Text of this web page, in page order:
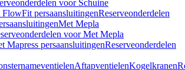
voor Schuine
persaansluitingenReserveonderdelen
Met Mepla
voor Met Mepla
Mapress persaansluitingenReserveonderdelen
AftapventielenKogelkranen